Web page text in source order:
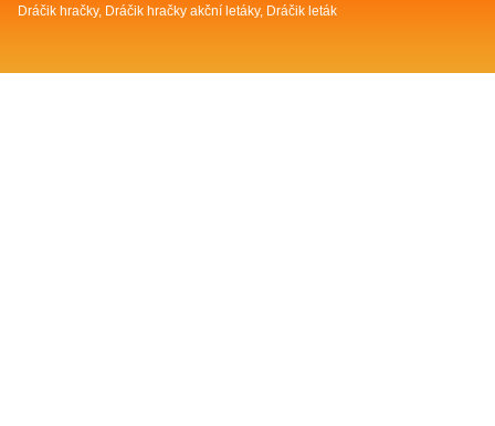
Dráčik hračky, Dráčik hračky akční letáky, Dráčik leták